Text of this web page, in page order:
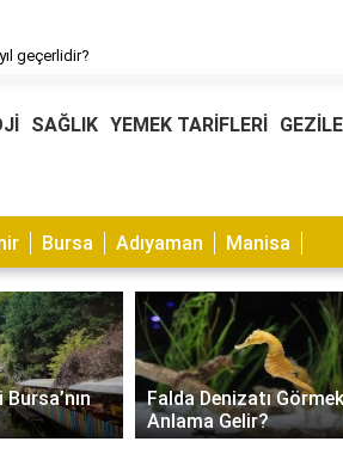
geçerlidir?
SAĞLIK YEMEK TARİFLERİ
Bursa Adıyaman Manisa
Falda Denizatı
Anlama Gelir?